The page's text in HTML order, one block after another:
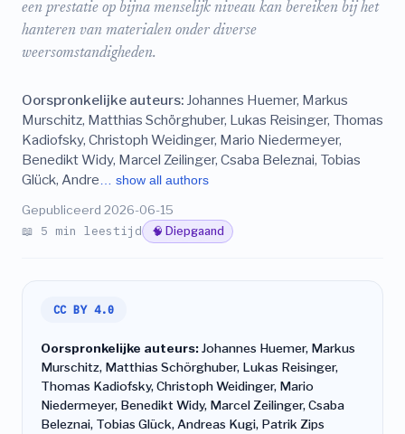
een prestatie op bijna menselijk niveau kan bereiken bij het
hanteren van materialen onder diverse
weersomstandigheden.
Oorspronkelijke auteurs: Johannes Huemer, Markus
Murschitz, Matthias Schörghuber, Lukas Reisinger, Thomas
Kadiofsky, Christoph Weidinger, Mario Niedermeyer,
Benedikt Widy, Marcel Zeilinger, Csaba Beleznai, Tobias
Glück, Andre … show all authors
Gepubliceerd 2026-06-15
📖 5 min leestijd 🧠 Diepgaand
CC BY 4.0
Oorspronkelijke auteurs:Johannes Huemer, Markus
Murschitz, Matthias Schörghuber, Lukas Reisinger,
Thomas Kadiofsky, Christoph Weidinger, Mario
Niedermeyer, Benedikt Widy, Marcel Zeilinger, Csaba
Beleznai, Tobias Glück, Andreas Kugi, Patrik Zips